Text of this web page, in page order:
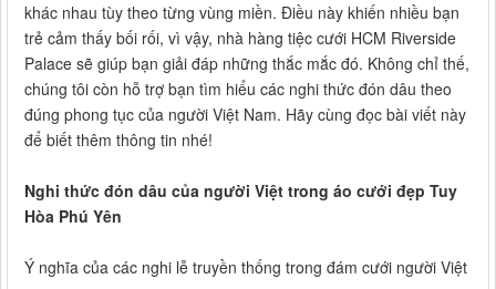
khác nhau tùy theo từng vùng miền. Điều này khiến nhiều bạn
trẻ cảm thấy bối rối, vì vậy, nhà hàng tiệc cưới HCM Riverside
Palace sẽ giúp bạn giải đáp những thắc mắc đó. Không chỉ thế,
chúng tôi còn hỗ trợ bạn tìm hiểu các nghi thức đón dâu theo
đúng phong tục của người Việt Nam. Hãy cùng đọc bài viết này
để biết thêm thông tin nhé!
Nghi thức đón dâu của người Việt trong áo cưới đẹp Tuy
Hòa Phú Yên
Ý nghĩa của các nghi lễ truyền thống trong đám cưới người Việt